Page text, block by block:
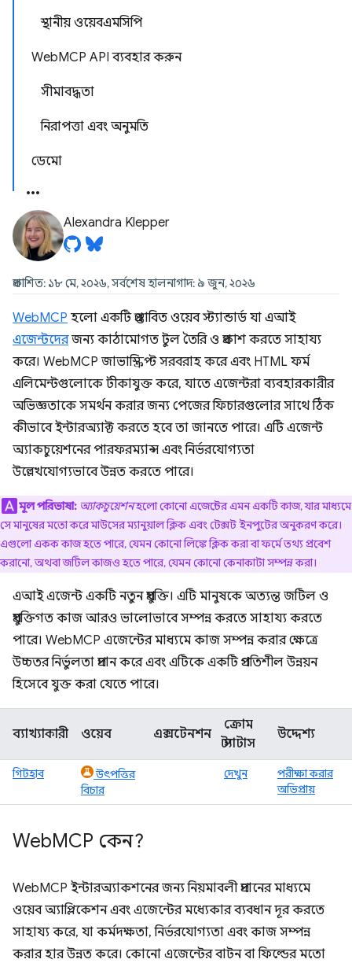
স্থানীয় ওয়েবএমসিপি
WebMCP API ব্যবহার করুন
সীমাবদ্ধতা
নিরাপত্তা এবং অনুমতি
ডেমো
Alexandra Klepper
প্রকাশিত: ১৮ মে, ২০২৬, সর্বশেষ হালনাগাদ: ৯ জুন, ২০২৬
WebMCP হলো একটি প্রস্তাবিত ওয়েব স্ট্যান্ডার্ড যা এআই
এজেন্টদেরজন্য কাঠামোগত টুল তৈরি ও প্রকাশ করতে সাহায্য
করে। WebMCP জাভাস্ক্রিপ্ট সরবরাহ করে এবং HTML ফর্ম
এলিমেন্টগুলোকে টীকাযুক্ত করে, যাতে এজেন্টরা ব্যবহারকারীর
অভিজ্ঞতাকে সমর্থন করার জন্য পেজের ফিচারগুলোর সাথে ঠিক
কীভাবে ইন্টারঅ্যাক্ট করতে হবে তা জানতে পারে। এটি এজেন্ট
অ্যাকচুয়েশনের পারফরম্যান্স এবং নির্ভরযোগ্যতা
উল্লেখযোগ্যভাবে উন্নত করতে পারে।
মূল পরিভাষা: অ্যাকচুয়েশনহলো কোনো এজেন্টের এমন একটি কাজ, যার মাধ্যমে
সে মানুষের মতো করে মাউসের ম্যানুয়াল ক্লিক এবং টেক্সট ইনপুটের অনুকরণ করে।
এগুলো একক কাজ হতে পারে, যেমন কোনো লিঙ্কে ক্লিক করা বা ফর্মে তথ্য প্রবেশ
করানো, অথবা জটিল কাজও হতে পারে, যেমন কোনো কেনাকাটা সম্পন্ন করা।
এআই এজেন্ট একটি নতুন প্রযুক্তি। এটি মানুষকে অত্যন্ত জটিল ও
প্রযুক্তিগত কাজ আরও ভালোভাবে সম্পন্ন করতে সাহায্য করতে
পারে। WebMCP এজেন্টের মাধ্যমে কাজ সম্পন্ন করার ক্ষেত্রে
উচ্চতর নির্ভুলতা প্রদান করে এবং এটিকে একটি প্রগতিশীল উন্নয়ন
হিসেবে যুক্ত করা যেতে পারে।
ব্যাখ্যাকারী ওয়েব এক্সটেনশন
ক্রোম
স্ট্যাটাস
উদ্দেশ্য
গিটহাব
উৎপত্তির
বিচার
দেখুন
পরীক্ষা করার
অভিপ্রায়
WebMCP কেন?
WebMCP ইন্টারঅ্যাকশনের জন্য নিয়মাবলী প্রদানের মাধ্যমে
ওয়েব অ্যাপ্লিকেশন এবং এজেন্টের মধ্যেকার ব্যবধান দূর করতে
সাহায্য করে, যা কর্মদক্ষতা, নির্ভরযোগ্যতা এবং কাজ সম্পন্ন
করার হার উন্নত করে। কোনো এজেন্টের বাটন বা ফিল্ডের মতো